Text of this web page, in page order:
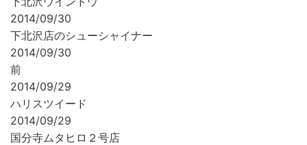
2014/09/30
下北沢店のシューシャイナー
2014/09/30
前
2014/09/29
ハリスツイード
2014/09/29
国分寺ムタヒロ２号店